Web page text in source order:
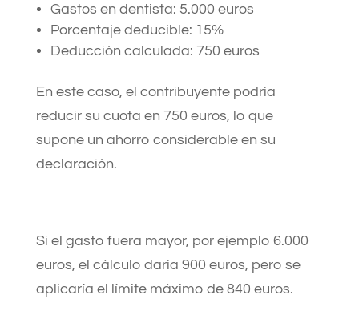
Gastos en dentista: 5.000 euros
Porcentaje deducible: 15%
Deducción calculada: 750 euros
En este caso, el contribuyente podría
reducir su cuota en 750 euros, lo que
supone un ahorro considerable en su
declaración.
Si el gasto fuera mayor, por ejemplo 6.000
euros, el cálculo daría 900 euros, pero se
aplicaría el límite máximo de 840 euros.